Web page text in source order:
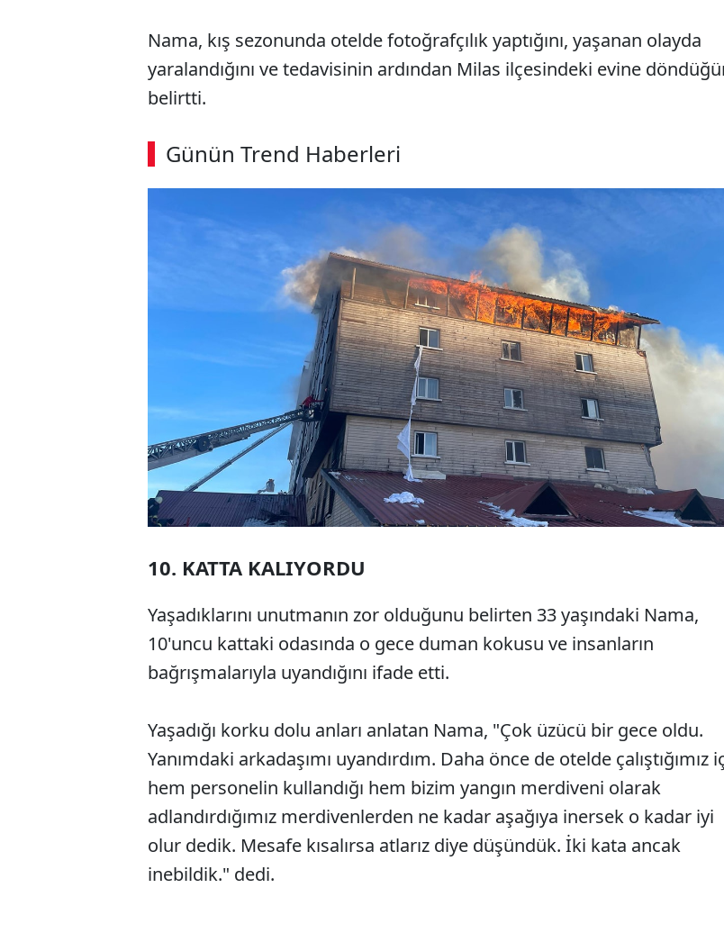
Nama, kış sezonunda otelde fotoğrafçılık yaptığını, yaşanan olayda
yaralandığını ve tedavisinin ardından Milas ilçesindeki evine
belirtti.
Günün Trend Haberleri
10. KATTA KALIYORDU
Yaşadıklarını unutmanın zor olduğunu belirten 33 yaşındaki Nama,
10'uncu kattaki odasında o gece duman kokusu ve insanların
bağrışmalarıyla uyandığını ifade etti.
Yaşadığı korku dolu anları anlatan Nama, "Çok üzücü bir gece oldu.
Yanımdaki arkadaşımı uyandırdım. Daha önce de otelde çalıştığımız
hem personelin kullandığı hem bizim yangın merdiveni olarak
adlandırdığımız merdivenlerden ne kadar aşağıya inersek o kadar iyi
olur dedik. Mesafe kısalırsa atlarız diye düşündük. İki kata ancak
inebildik." dedi.